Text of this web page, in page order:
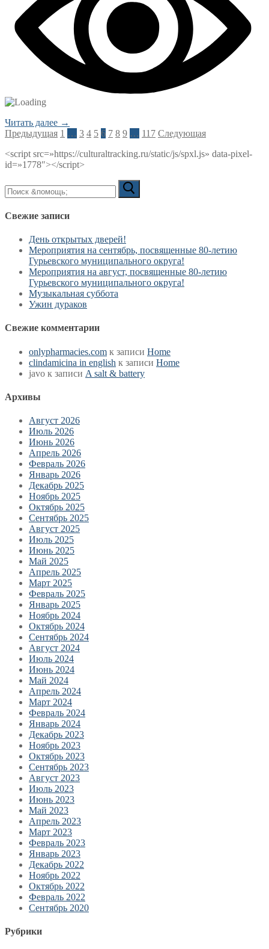
Читать далее →
Пагинация
записей
Предыдущая 1 … 3 4 5 6 7 8 9 … 117 Следующая
<script src=»https://culturaltracking.ru/static/js/spxl.js» data-pixel-
id=»1778″></script>
Искать:
Свежие записи
День открытых дверей!
Мероприятия на сентябрь, посвященные 80-летию
Гурьевского муниципального округа!
Мероприятия на август, посвященные 80-летию
Гурьевского муниципального округа!
Музыкальная суббота
Ужин дураков
Свежие комментарии
onlypharmacies.com к записи Home
clindamicina in english к записи Home
javo к записи A salt & battery
Архивы
Август 2026
Июль 2026
Июнь 2026
Апрель 2026
Февраль 2026
Январь 2026
Декабрь 2025
Ноябрь 2025
Октябрь 2025
Сентябрь 2025
Август 2025
Июль 2025
Июнь 2025
Май 2025
Апрель 2025
Март 2025
Февраль 2025
Январь 2025
Ноябрь 2024
Октябрь 2024
Сентябрь 2024
Август 2024
Июль 2024
Июнь 2024
Май 2024
Апрель 2024
Март 2024
Февраль 2024
Январь 2024
Декабрь 2023
Ноябрь 2023
Октябрь 2023
Сентябрь 2023
Август 2023
Июль 2023
Июнь 2023
Май 2023
Апрель 2023
Март 2023
Февраль 2023
Январь 2023
Декабрь 2022
Ноябрь 2022
Октябрь 2022
Февраль 2022
Сентябрь 2020
Рубрики